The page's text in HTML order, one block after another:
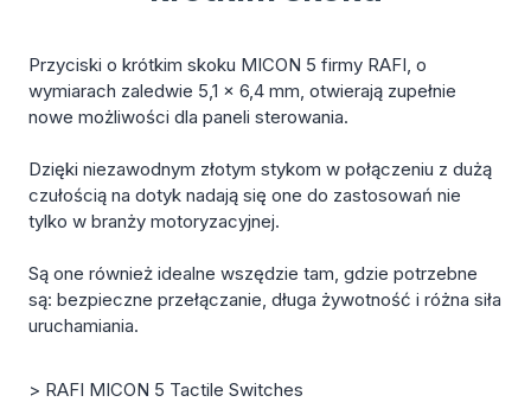
Przyciski o krótkim skoku MICON 5 firmy RAFI, o
wymiarach zaledwie 5,1 x 6,4 mm, otwierają zupełnie
nowe możliwości dla paneli sterowania.
Dzięki niezawodnym złotym stykom w połączeniu z dużą
czułością na dotyk nadają się one do zastosowań nie
tylko w branży motoryzacyjnej.
Są one również idealne wszędzie tam, gdzie potrzebne
są: bezpieczne przełączanie, długa żywotność i różna siła
uruchamiania.
> RAFI MICON 5 Tactile Switches